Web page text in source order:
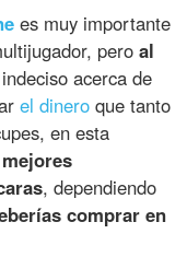
es muy importante
peroal
acerca de
el dinero que tanto
en esta
, dependiendo
comprar en